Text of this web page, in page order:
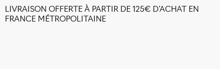
LIVRAISON OFFERTE À PARTIR DE 125€ D’ACHAT EN
FRANCE MÉTROPOLITAINE